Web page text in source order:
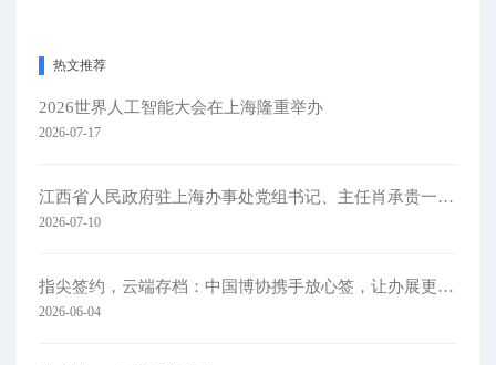
热文推荐
2026世界人工智能大会在上海隆重举办
2026-07-17
江西省人民政府驻上海办事处党组书记、主任肖承贵一行莅临集团考察
2026-07-10
指尖签约，云端存档：中国博协携手放心签，让办展更简单
2026-06-04